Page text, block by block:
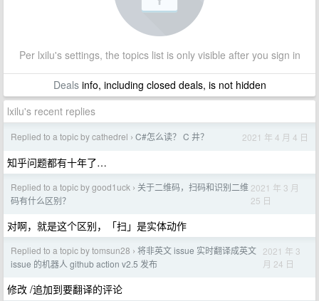
Per lxilu's settings, the topics list is only visible after you sign in
Dealsinfo, including closed deals, is not hidden
lxilu's recent replies
Replied to a topic by cathedrel › C#怎么读？ C 井？ 2021 年 4 月 4 日
知乎问题都有十年了…
Replied to a topic by good1uck › 关于二维码，扫码和识别二维
码有什么区别？
2021 年 3 月
25 日
对啊，就是这个区别，「扫」是实体动作
Replied to a topic by tomsun28 › 将非英文 issue 实时翻译成英文
issue 的机器人 github action v2.5 发布
2021 年 3
月 24 日
修改 /追加到要翻译的评论